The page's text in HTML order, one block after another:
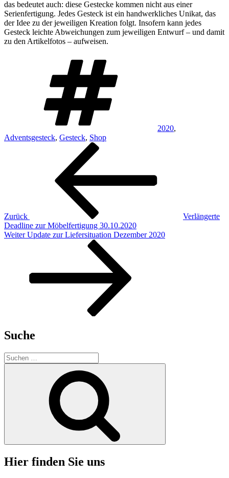
das bedeutet auch: diese Gestecke kommen nicht aus einer
Serienfertigung. Jedes Gesteck ist ein handwerkliches Unikat, das
der Idee zu der jeweiligen Kreation folgt. Insofern kann jedes
Gesteck leichte Abweichungen zum jeweiligen Entwurf – und damit
zu den Artikelfotos – aufweisen.
2020,
Adventsgesteck, Gesteck, Shop
Beitragsnavigation
Zurück
Verlängerte
Deadline zur Möbelfertigung 30.10.2020
Nächster
Weiter Update zur Liefersituation Dezember 2020
Suche
Suchen
nach:
Hier finden Sie uns